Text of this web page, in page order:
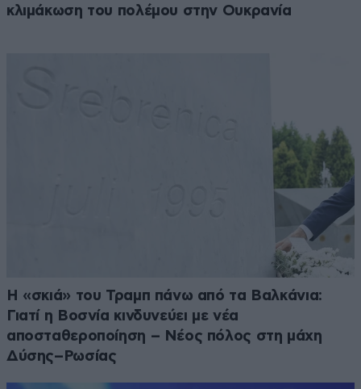
κλιμάκωση του πολέμου στην Ουκρανία
Η «σκιά» του Τραμπ πάνω από τα Βαλκάνια:
Γιατί η Βοσνία κινδυνεύει με νέα
αποσταθεροποίηση – Νέος πόλος στη μάχη
Δύσης–Ρωσίας